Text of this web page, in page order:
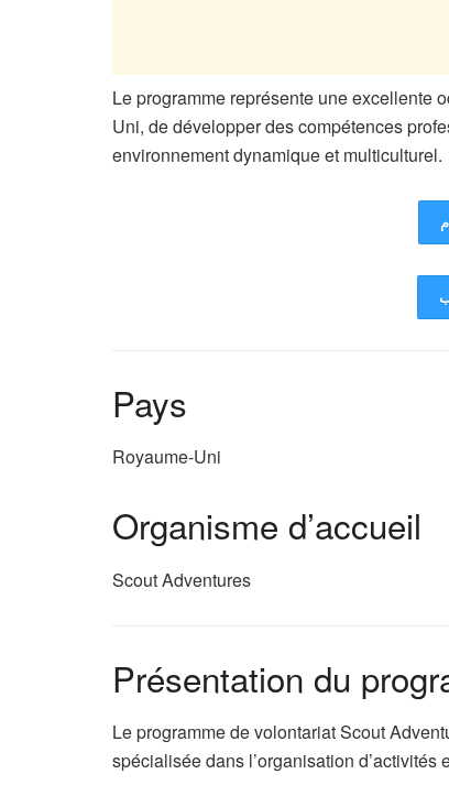
Le programme représente une excellente
Uni, de développer des compétences
environnement dynamique et multiculturel.
Pays
Royaume-Uni
Organisme d’accueil
Scout Adventures
Présentation du
Le programme de volontariat Scout
spécialisée dans l’organisation